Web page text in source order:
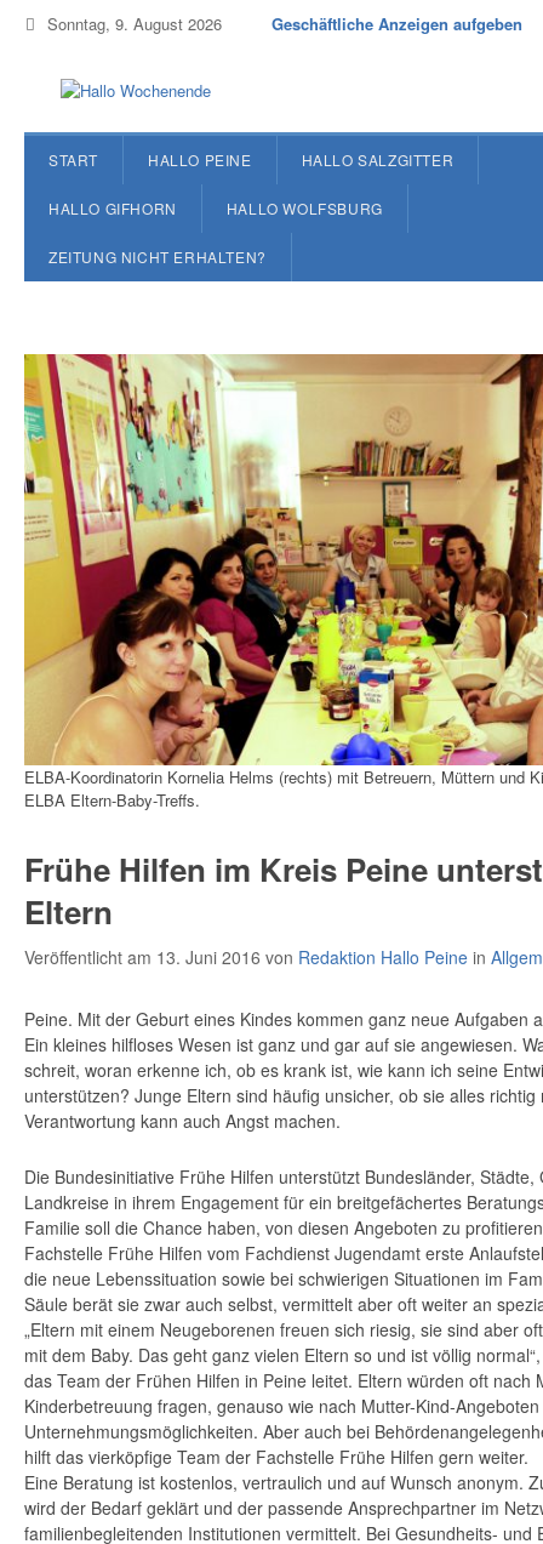
Sonntag, 9. August 2026 Geschäftliche Anzeigen aufgeben
START HALLO PEINE HALLO SALZGITTER
HALLO GIFHORN HALLO WOLFSBURG
ZEITUNG NICHT ERHALTEN?
ELBA-Koordinatorin Kornelia Helms (rechts) mit Betreuern, Müttern und
ELBA Eltern-Baby-Treffs.
Frühe Hilfen im Kreis Peine
Eltern
Veröffentlicht am 13. Juni 2016 von Redaktion Hallo Peine in
Peine. Mit der Geburt eines Kindes kommen ganz neue Aufgaben
Ein kleines hilfloses Wesen ist ganz und gar auf sie angewiesen.
schreit, woran erkenne ich, ob es krank ist, wie kann ich seine
unterstützen? Junge Eltern sind häufig unsicher, ob sie alles
Verantwortung kann auch Angst machen.
Die Bundesinitiative Frühe Hilfen unterstützt Bundesländer, Städte,
Landkreise in ihrem Engagement für ein breitgefächertes
Familie soll die Chance haben, von diesen Angeboten zu
Fachstelle Frühe Hilfen vom Fachdienst Jugendamt erste
die neue Lebenssituation sowie bei schwierigen Situationen im
Säule berät sie zwar auch selbst, vermittelt aber oft weiter an
„Eltern mit einem Neugeborenen freuen sich riesig, sie sind aber
mit dem Baby. Das geht ganz vielen Eltern so und ist völlig
das Team der Frühen Hilfen in Peine leitet. Eltern würden oft nach
Kinderbetreuung fragen, genauso wie nach Mutter-Kind-
Unternehmungsmöglichkeiten. Aber auch bei
hilft das vierköpfige Team der Fachstelle Frühe Hilfen gern weiter.
Eine Beratung ist kostenlos, vertraulich und auf Wunsch anonym.
wird der Bedarf geklärt und der passende Ansprechpartner im
familienbegleitenden Institutionen vermittelt. Bei Gesundheits- und